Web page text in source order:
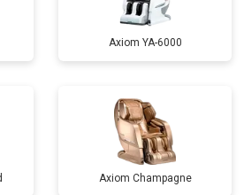
Axiom YA-6000
Axiom Champagne